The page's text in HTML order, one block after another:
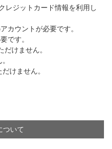
レジットカード情報を利用し
カウントが必要です。
です。
けません。
けません。
ついて